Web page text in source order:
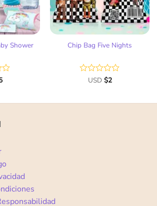
Shower
Chip Bag Five Nights
Valorado
de
USD $2